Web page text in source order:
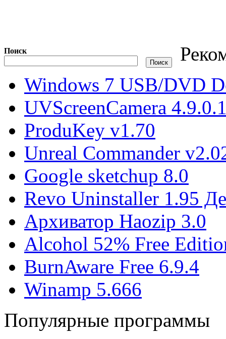
Поиск
Windows 7 USB/DVD
UVScreenCamera
ProduKey v1.70
Unreal Commander
Google sketchup 8.0
Revo Uninstaller 1.95
Архиватор Haozip 3.0
Alcohol 52% Free
BurnAware Free 6.9.4
Winamp 5.666
Популярные программы